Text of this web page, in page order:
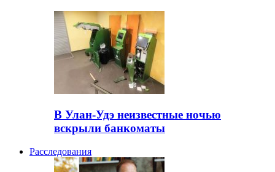
В Улан-Удэ неизвестные ночью
вскрыли банкоматы
Расследования